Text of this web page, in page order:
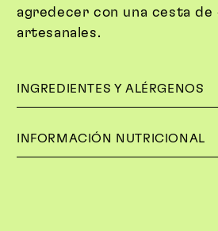
agredecer con una cesta de
artesanales.
INGREDIENTES Y ALÉRGENOS
INFORMACIÓN NUTRICIONAL